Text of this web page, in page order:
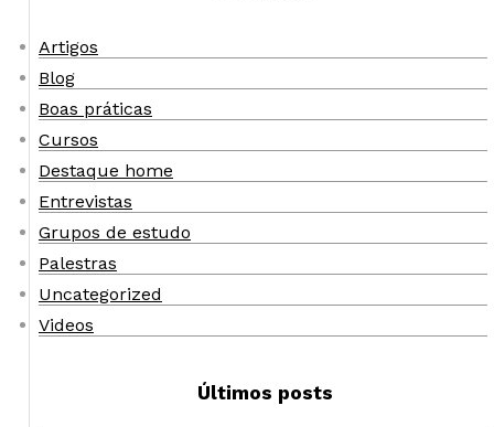
Artigos
Blog
Boas práticas
Cursos
Destaque home
Entrevistas
Grupos de estudo
Palestras
Uncategorized
Videos
Últimos posts